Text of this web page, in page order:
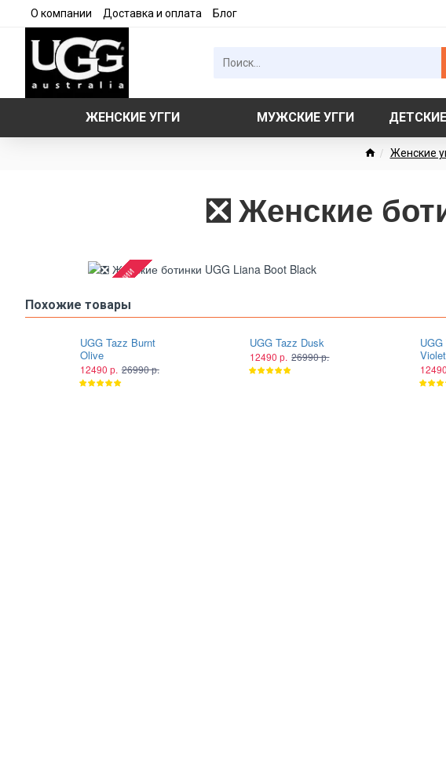
О компании Доставка и оплата Блог
ЖЕНСКИЕ УГГИ МУЖСКИЕ УГГИ
Женские
❎ Женские
В наличии
Похожие товары
UGG Tazz Burnt
Olive
12490 р. 26990 р.
UGG Tazz Dusk
12490 р. 26990 р.
Violet